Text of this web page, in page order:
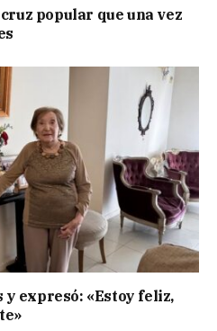
popular que una vez
y expresó: «Estoy feliz,